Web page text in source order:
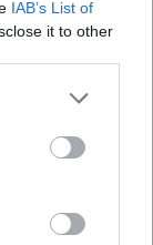
IAB’s List of
it to other
in
della
del
dei corsi